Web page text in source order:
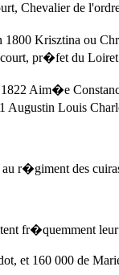
Chevalier de
Krisztina ou
pr�fet du
Aim�e
Louis
r�giment des
fr�quemment
000 de Marie